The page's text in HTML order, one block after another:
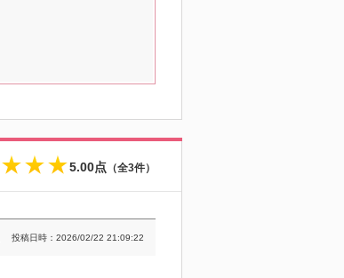
5.00点 （全3件）
投稿日時：2026/02/22 21:09:22